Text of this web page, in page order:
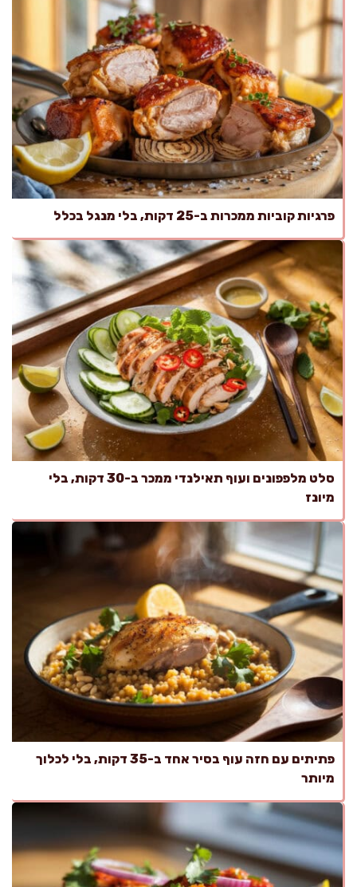
פרגיות קוביות ממכרות ב-25 דקות, בלי מנגל בכלל
סלט מלפפונים ועוף תאילנדי ממכר ב-30 דקות, בלי
מיונז
פתיתים עם חזה עוף בסיר אחד ב-35 דקות, בלי לכלוך
מיותר